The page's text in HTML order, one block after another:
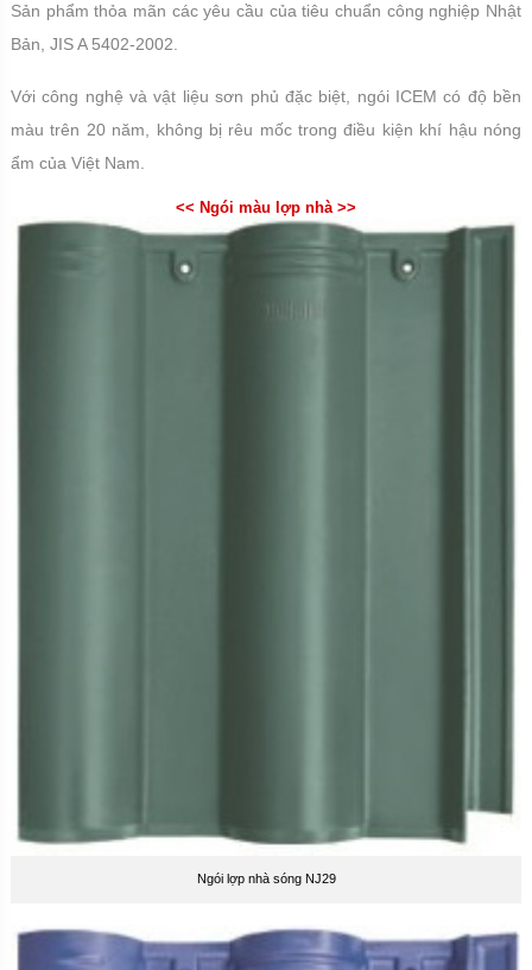
Sản phẩm thỏa mãn các yêu cầu của tiêu chuẩn công nghiệp Nhật
Bản, JIS A 5402-2002.
Với công nghệ và vật liệu sơn phủ đặc biệt, ngói ICEM có độ bền
màu trên 20 năm, không bị rêu mốc trong điều kiện khí hậu nóng
ẩm của Việt Nam.
<< Ngói màu lợp nhà >>
Ngói lợp nhà sóng NJ29